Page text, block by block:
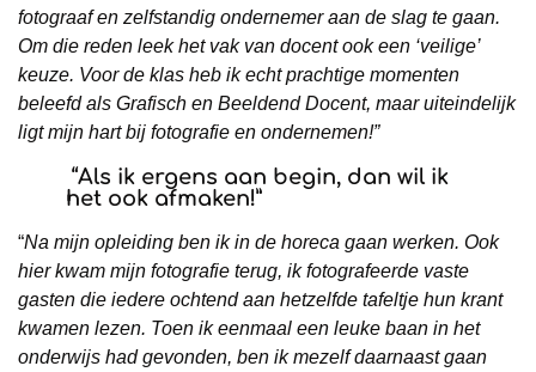
fotograaf en zelfstandig ondernemer aan de slag te gaan.
Om die reden leek het vak van docent ook een ‘veilige’
keuze. Voor de klas heb ik echt prachtige momenten
beleefd als Grafisch en Beeldend Docent, maar uiteindelijk
ligt mijn hart bij fotografie en ondernemen!”
“Als ik ergens aan begin, dan wil ik
het ook afmaken!”
“Na mijn opleiding ben ik in de horeca gaan werken. Ook
hier kwam mijn fotografie terug, ik fotografeerde vaste
gasten die iedere ochtend aan hetzelfde tafeltje hun krant
kwamen lezen. Toen ik eenmaal een leuke baan in het
onderwijs had gevonden, ben ik mezelf daarnaast gaan